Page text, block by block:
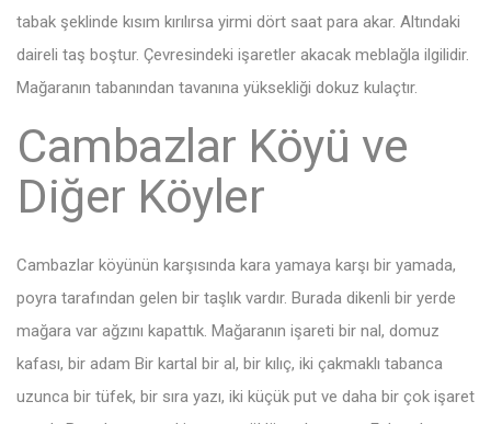
tabak şeklinde kısım kırılırsa yirmi dört saat para akar. Altındaki
daireli taş boştur. Çevresindeki işaretler akacak meblağla ilgilidir.
Mağaranın tabanından tavanına yüksekliği dokuz kulaçtır.
Cambazlar Köyü ve
Diğer Köyler
Cambazlar köyünün karşısında kara yamaya karşı bir yamada,
poyra tarafından gelen bir taşlık vardır. Burada dikenli bir yerde
mağara var ağzını kapattık. Mağaranın işareti bir nal, domuz
kafası, bir adam Bir kartal bir al, bir kılıç, iki çakmaklı tabanca
uzunca bir tüfek, bir sıra yazı, iki küçük put ve daha bir çok işaret